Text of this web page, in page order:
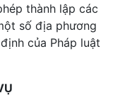
thành lập các
số địa phương
của Pháp luật